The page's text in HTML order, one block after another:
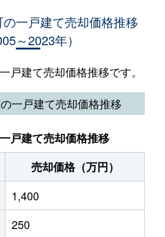
一戸建て売却価格推移
～2023年）
戸建て売却価格推移です。
一戸建て売却価格推移
戸建て売却価格推移
売却価格（万円）
1,400
250